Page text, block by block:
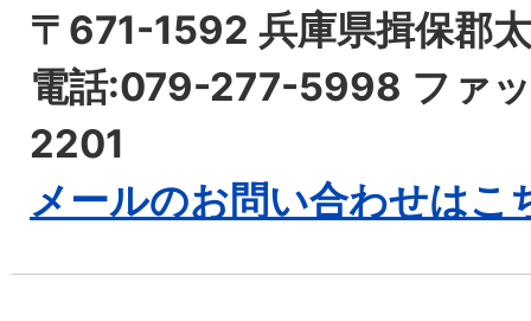
〒671-1592 兵庫県揖保郡
電話:079-277-5998 ファ
2201
メールのお問い合わせはこ